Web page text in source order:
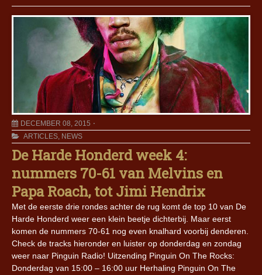
DECEMBER 08, 2015
ARTICLES, NEWS
De Harde Honderd week 4:
nummers 70-61 van Melvins en
Papa Roach, tot Jimi Hendrix
Met de eerste drie rondes achter de rug komt de top 10 van De
Harde Honderd weer een klein beetje dichterbij. Maar eerst
komen de nummers 70-61 nog even knalhard voorbij denderen.
Check de tracks hieronder en luister op donderdag en zondag
weer naar Pinguin Radio! Uitzending Pinguin On The Rocks:
Donderdag van 15:00 – 16:00 uur Herhaling Pinguin On The